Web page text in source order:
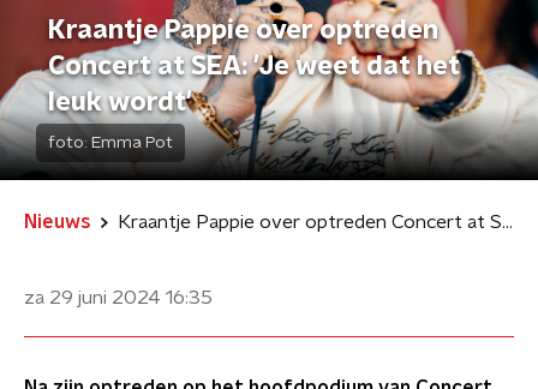
Kraantje Pappie over optreden
Concert at SEA: 'Je weet dat het
leuk wordt'
foto: Emma Pot
Nieuws Kraantje Pappie over optreden Concert at SEA: 'Je weet dat het leuk wordt'
za 29 juni 2024 16:35